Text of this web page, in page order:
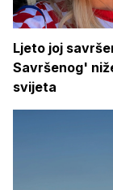
Ljeto joj
Savršenog'
svijeta